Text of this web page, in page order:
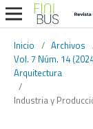
Inicio / Archivos
Vol. 7 Núm. 14
Arquitectura
/
Industria y